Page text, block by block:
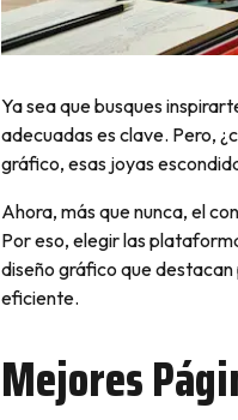
Ya sea que busques
adecuadas es clave. Pero,
gráfico, esas joyas
Ahora, más que nunca, el
Por eso, elegir las
diseño gráfico que
eficiente.
Mejores